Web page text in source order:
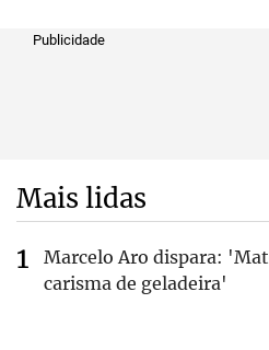
Publicidade
Mais lidas
Marcelo Aro dispara:
carisma de geladeira'